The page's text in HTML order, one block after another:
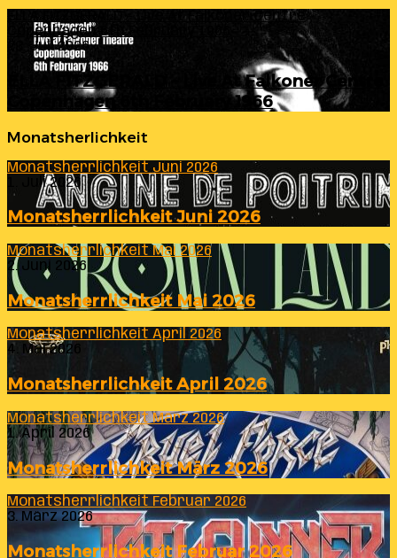
ELLA FITZGERALD – Live At Falkoner Centre
Copenhagen 6th February 1966
23. Juli 2026
ELLA FITZGERALD – Live At Falkoner Centre
Copenhagen 6th February 1966
Monatsherlichkeit
Monatsherrlichkeit Juni 2026
1. Juli 2026
Monatsherrlichkeit Juni 2026
Monatsherrlichkeit Mai 2026
2. Juni 2026
Monatsherrlichkeit Mai 2026
Monatsherrlichkeit April 2026
4. Mai 2026
Monatsherrlichkeit April 2026
Monatsherrlichkeit März 2026
1. April 2026
Monatsherrlichkeit März 2026
Monatsherrlichkeit Februar 2026
3. März 2026
Monatsherrlichkeit Februar 2026